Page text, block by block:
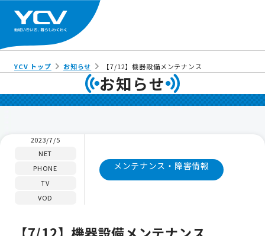
YCV トップ お知らせ 【7/12】機器設備メンテナンス
お知らせ
2023/7/5
NET
PHONE
TV
VOD
メンテナンス・障害情報